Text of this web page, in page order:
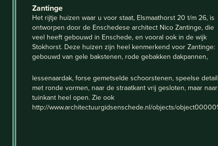
Zantinge
Het rijtje huizen waar u voor staat, Elsmaathorst 20 t/m 26, is
ontworpen door de Enschedese architect Nico Zantinge, die
veel heeft gebouwd in Enschede, en vooral ook in de wijk
Stokhorst. Deze huizen zijn heel kenmerkend voor Zantinge:
gebouwd van gele bakstenen, rode gebakken dakpannen,
lessenaardak, forse gemetselde schoorstenen, speelse
met ronde vormen, naar de straatkant vrij gesloten, maar
tuinkant heel open. Zie ook
http://www.architectuurgidsenschede.nl/objects/